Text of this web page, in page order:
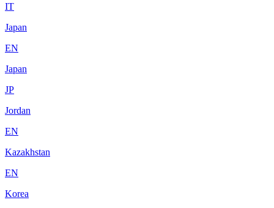
IT
Japan
EN
Japan
JP
Jordan
EN
Kazakhstan
EN
Korea